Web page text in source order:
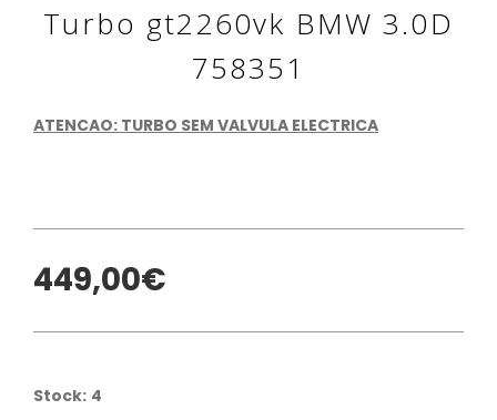
Turbo gt2260vk BMW 3.0D
758351
ATENCAO: TURBO SEM VALVULA ELECTRICA
449,00€
Stock: 4